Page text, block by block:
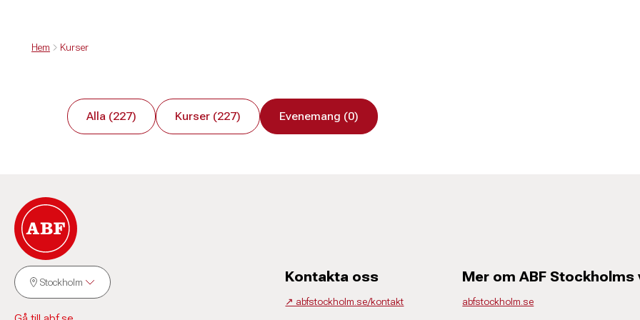
Hem Kurser
Alla (227) Kurser (227) Evenemang (0)
Stockholm Kontakta oss
↗️ abfstockholm.se/kontakt
Mer om ABF
abfstockholm.se